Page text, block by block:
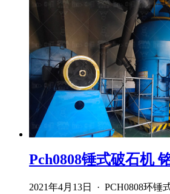
Pch0808锤式破石机
2021年4月13日 · PCH0808环锤